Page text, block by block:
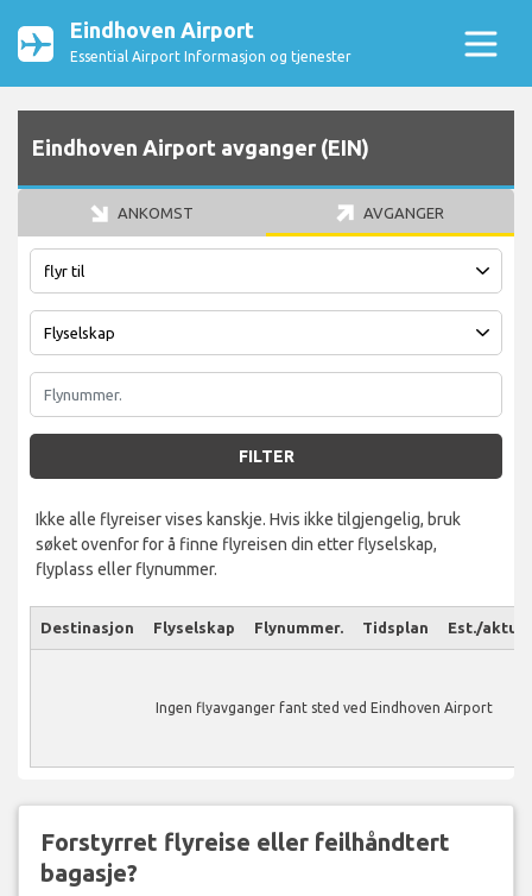
Eindhoven Airport
Essential Airport Informasjon og tjenester
Eindhoven Airport avganger (EIN)
ANKOMST AVGANGER
FILTER
Ikke alle flyreiser vises kanskje. Hvis ikke tilgjengelig, bruk
søket ovenfor for å finne flyreisen din etter flyselskap,
flyplass eller flynummer.
Destinasjon Flyselskap Flynummer. Tidsplan Est./
Ingen flyavganger fant sted ved Eindhoven Airport
Forstyrret flyreise eller feilhåndtert
bagasje?